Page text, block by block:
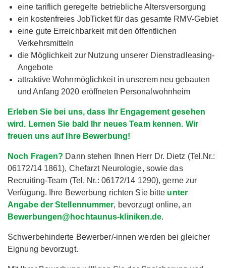
eine tariflich geregelte betriebliche Altersversorgung
ein kostenfreies JobTicket für das gesamte RMV-Gebiet
eine gute Erreichbarkeit mit den öffentlichen
Verkehrsmitteln
die Möglichkeit zur Nutzung unserer Dienstradleasing-
Angebote
attraktive Wohnmöglichkeit in unserem neu gebauten
und Anfang 2020 eröffneten Personalwohnheim
Erleben Sie bei uns, dass Ihr Engagement gesehen
wird. Lernen Sie bald Ihr neues Team kennen. Wir
freuen uns auf Ihre Bewerbung!
Noch Fragen? Dann stehen Ihnen Herr Dr. Dietz (Tel.Nr.:
06172/14 1861), Chefarzt Neurologie, sowie das
Recruiting-Team (Tel. Nr.: 06172/14 1290), gerne zur
Verfügung. Ihre Bewerbung richten Sie bitte unter
Angabe der Stellennummer, bevorzugt online, an
Bewerbungen@hochtaunus-kliniken.de.
Schwerbehinderte Bewerber/-innen werden bei gleicher
Eignung bevorzugt.